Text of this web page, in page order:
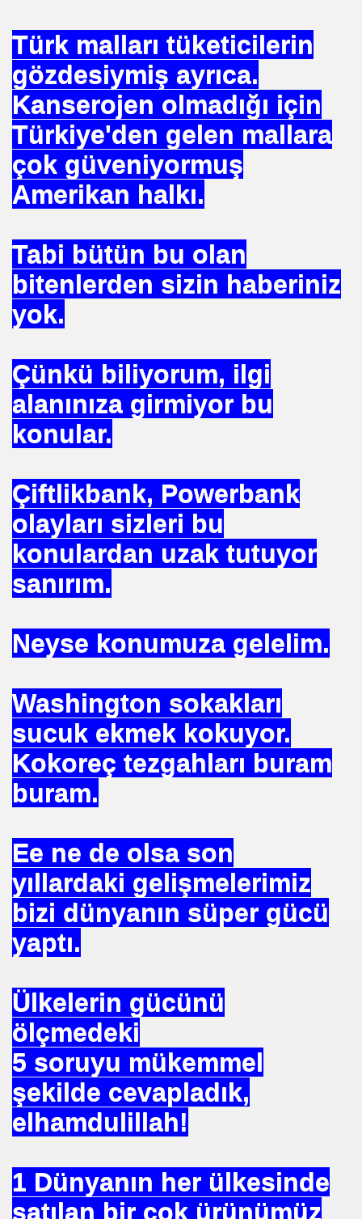
Türk malları tüketicilerin
gözdesiymiş ayrıca.
Kanserojen olmadığı için
Türkiye'den gelen mallara
çok güveniyormuş
Amerikan halkı.
Tabi bütün bu olan
bitenlerden sizin haberiniz
yok.
Çünkü biliyorum, ilgi
alanınıza girmiyor bu
konular.
Çiftlikbank, Powerbank
olayları sizleri bu
konulardan uzak tutuyor
sanırım.
Neyse konumuza gelelim.
Washington sokakları
sucuk ekmek kokuyor.
Kokoreç tezgahları buram
buram.
Ee ne de olsa son
yıllardaki gelişmelerimiz
bizi dünyanın süper gücü
yaptı.
Ülkelerin gücünü
ölçmedeki
5 soruyu mükemmel
şekilde cevapladık,
elhamdulillah!
1 Dünyanın her ülkesinde
satılan bir çok ürünümüz
PURSA
OLURMU .PROF.DR.ONUR HAMZAOĞLU
ÖLÜYOR
BELİRLİ ELLERDE TOPLANMAMALI
MÜSLÜMANLAR
MEDENİYET. MEDİT. Medeniyetler İttifakı Enstitüsü
.İNSANİ YARDIM VAKFI
"DUA"LAR
YAPABILIR
ÖNLENEMEZ
ABDURRAHIM BARINA "sÖZÜ"
BENI KUCAKLAYAN ILK BEYAZ LIDER. ERBAKAN
ORUCU NEDIR
BIRINCISI SEÇTI
KRITERLERIMI KOPENHAĞ
EMRINDE. PROF KENAN DEMIRKOL
MERKEZI AÇILDI
MEHMET